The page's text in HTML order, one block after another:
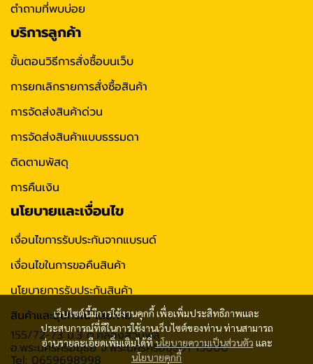
เว็บไซต์นี้มีการใช้งานคุกกี้ เพื่อเพิ่มประสิทธิภาพและ
ประสบการณ์ที่ดีในการใช้งานเว็บไซต์ของท่าน ท่านสามารถ
อ่านรายละเอียดเพิ่มเติมได้ที่นโยบายความเป็นส่วนตัว และ
นโยบายคุกกี้
ตำถามที่พบบ่อย
บริการลูกค้า
ขั้นตอนวิธีการสั่งซื้อบนเว็บ
การยกเลิกรายการสั่งซื้อสินค้า
การจัดส่งสินค้าด่วน
การจัดส่งสินค้าแบบธรรมดา
ติดตามพัสดุ
การคืนเงิน
นโยบายและเงื่อนไข
เงื่อนไขการรับประกันจากแบรนด์
เงื่อนไขในการขอคืนสินค้า
นโยบายการรับประกันสินค้า
สินค้าและอุปกรณ์ เสียหาย
155/72-73 ม.3 ต.คลองสวนพลู
อ.พระนครศรีอยุธย จ.พระนครศรีอยุธยา 13000
Tel: 0659698998